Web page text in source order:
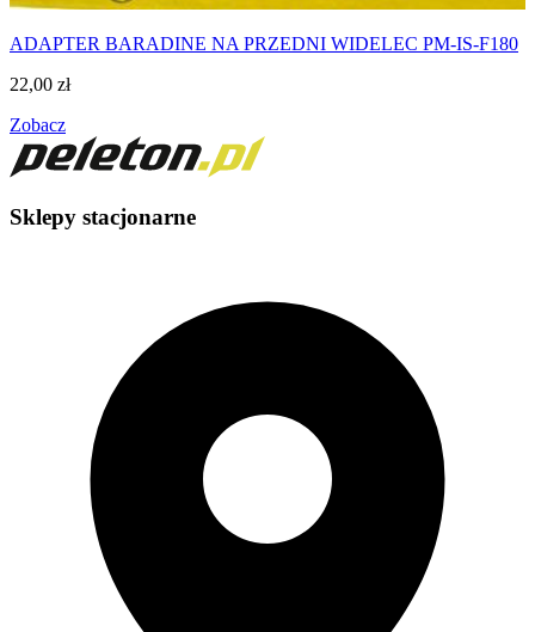
ADAPTER BARADINE NA PRZEDNI WIDELEC PM-IS-F180
22,00 zł
Zobacz
Sklepy stacjonarne